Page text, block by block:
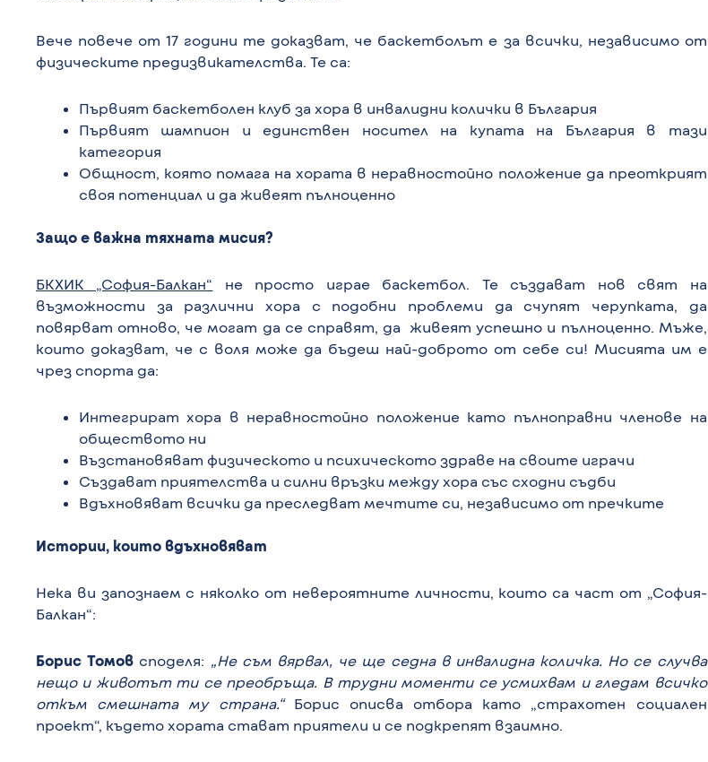
Вече повече от 17 години те доказват, че баскетболът е за всички, независимо от
физическите предизвикателства. Те са:
Първият баскетболен клуб за хора в инвалидни колички в България
Първият шампион и единствен носител на купата на България в тази
категория
Общност, която помага на хората в неравностойно положение да преоткрият
своя потенциал и да живеят пълноценно
Защо е важна тяхната мисия?
БКХИК „София-Балкан“ не просто играе баскетбол. Те създават нов свят на
възможности за различни хора с подобни проблеми да счупят черупката, да
повярват отново, че могат да се справят, да живеят успешно и пълноценно. Мъже,
които доказват, че с воля може да бъдеш най-доброто от себе си! Мисията им е
чрез спорта да:
Интегрират хора в неравностойно положение като пълноправни членове на
обществото ни
Възстановяват физическото и психическото здраве на своите играчи
Създават приятелства и силни връзки между хора със сходни съдби
Вдъхновяват всички да преследват мечтите си, независимо от пречките
Истории, които вдъхновяват
Нека ви запознаем с няколко от невероятните личности, които са част от „София-
Балкан“:
Борис Томов споделя: „Не съм вярвал, че ще седна в инвалидна количка. Но се случва
нещо и животът ти се преобръща. В трудни моменти се усмихвам и гледам всичко
откъм смешната му страна.“Борис описва отбора като „страхотен социален
проект“, където хората стават приятели и се подкрепят взаимно.